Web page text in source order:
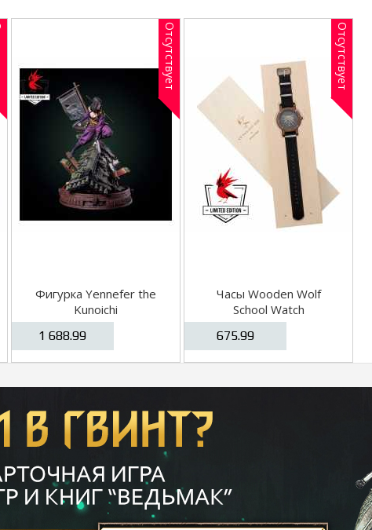
Отсутствует
Фигурка Yennefer the
Kunoichi
1 688.99
Отсутствует
Часы Wooden Wolf
School Watch
675.99